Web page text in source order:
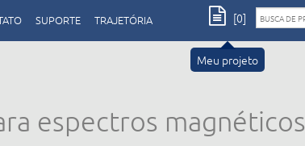
SUPORTE TRAJETÓRIA
Meu projeto
[0]
espectros magnéticos